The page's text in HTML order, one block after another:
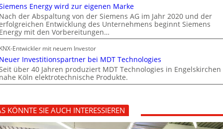
Energy wird zur eigenen Marke
der Abspaltung von der Siemens AG im Jahr 2020 und der
Entwicklung des Unternehmens beginnt Siemens
mit den Vorbereitungen…
Entwickler mit neuem Investor
Investitionspartner bei MDT Technologies
über 40 Jahren produziert MDT Technologies in Engelskirchen
Köln elektrotechnische Produkte.
KÖNNTE SIE AUCH INTERESSIEREN